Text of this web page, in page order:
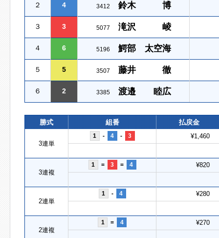
２ 4 3412 鈴木 博
３ 3 5077 滝沢 崚
４ 6 5196 鰐部 太空海
５ 5 3507 藤井 徹
６ 2 3385 渡邉 睦広
勝式 組番 払戻金
3連単
1 - 4 - 3 ¥1,460
3連複
1 = 3 = 4 ¥820
2連単
1 - 4 ¥280
2連複
1 = 4 ¥270